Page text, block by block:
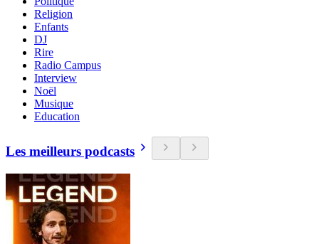
Religion
Enfants
DJ
Rire
Radio Campus
Interview
Noël
Musique
Education
Les meilleurs podcasts